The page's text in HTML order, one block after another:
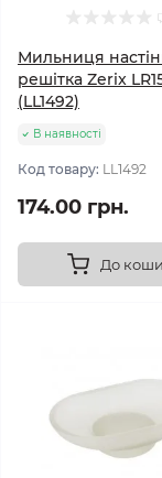
Мильниця
решітка Zerix
(LL1492)
В наявності
Код товару: LL1492
174.00 грн.
До